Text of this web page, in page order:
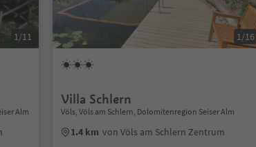
1/11
Alm
1/16
Villa Schlern
Völs, Völs am Schlern, Dolomitenregion Seiser Alm
1.4 km von Völs am Schlern Zentrum